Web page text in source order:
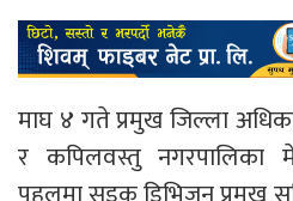
माघ ४ गते प्रमुख जिल्ला
र कपिलवस्तु नगरपालिका